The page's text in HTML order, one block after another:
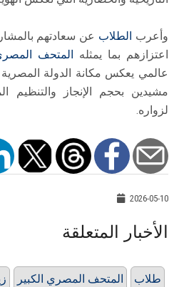
وأعرب الطلاب عن سعادتهم
اعتزازهم بما يمثله
المتحف
عالمي يعكس مكانة الدولة المصرية
مشيدين بحجم الإنجاز والتنظيم
لزواره.
2026-05-10
الأخبار المتعلقة
المتحف المصري الكبير طلاب